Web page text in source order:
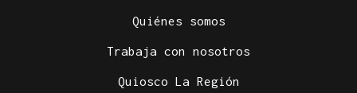
Quiénes somos
Trabaja con nosotros
Quiosco La Región